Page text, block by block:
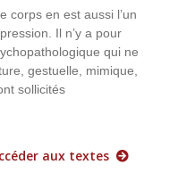
corps en est aussi l’un
Il n’y a pour
qui ne
gestuelle, mimique,
sollicités
aux textes